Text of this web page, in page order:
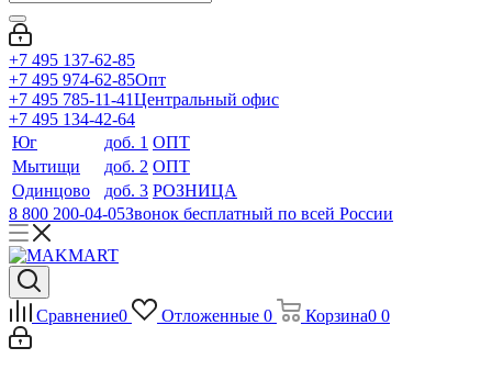
+7 495 137-62-85
+7 495 974-62-85Опт
+7 495 785-11-41Центральный офис
+7 495 134-42-64
Юг
доб. 1 ОПТ
Мытищи
доб. 2 ОПТ
Одинцово
доб. 3 РОЗНИЦА
8 800 200-04-05Звонок бесплатный по всей России
Сравнение0 Отложенные 0 Корзина0 0